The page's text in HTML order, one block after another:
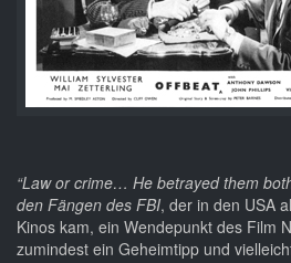
“Law or crime… He betrayed them
den Fängen des FBI, der in den USA
Kinos kam, ein Wendepunkt des Film
zumindest ein Geheimtipp und